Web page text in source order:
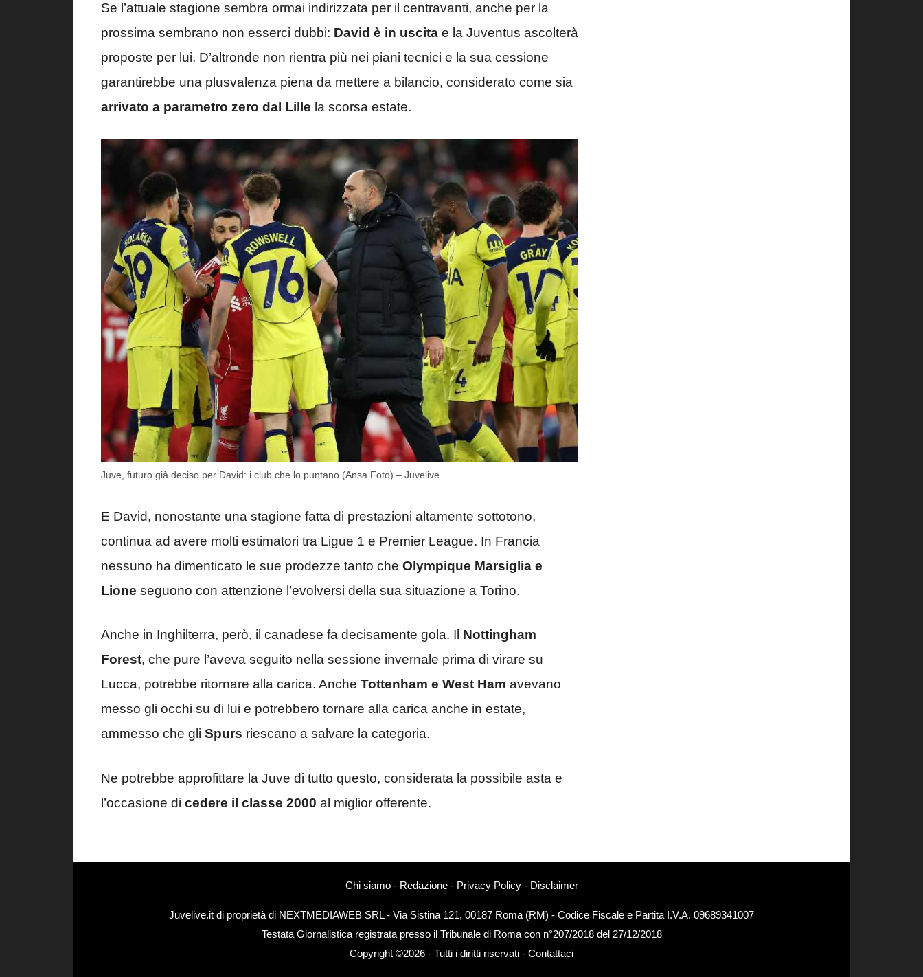
Se l’attuale stagione sembra ormai indirizzata per il centravanti, anche per la
prossima sembrano non esserci dubbi: David è in uscita e la Juventus ascolterà
proposte per lui. D’altronde non rientra più nei piani tecnici e la sua cessione
garantirebbe una plusvalenza piena da mettere a bilancio, considerato come sia
arrivato a parametro zero dal Lille la scorsa estate.
Juve, futuro già deciso per David: i club che lo puntano (Ansa Foto) – Juvelive
E David, nonostante una stagione fatta di prestazioni altamente sottotono,
continua ad avere molti estimatori tra Ligue 1 e Premier League. In Francia
nessuno ha dimenticato le sue prodezze tanto che Olympique Marsiglia e
Lione seguono con attenzione l’evolversi della sua situazione a Torino.
Anche in Inghilterra, però, il canadese fa decisamente gola. Il Nottingham
Forest, che pure l’aveva seguito nella sessione invernale prima di virare su
Lucca, potrebbe ritornare alla carica. Anche Tottenham e West Ham avevano
messo gli occhi su di lui e potrebbero tornare alla carica anche in estate,
ammesso che gli Spurs riescano a salvare la categoria.
Ne potrebbe approfittare la Juve di tutto questo, considerata la possibile asta e
l’occasione di cedere il classe 2000 al miglior offerente.
Chi siamo- Redazione- Privacy Policy- Disclaimer
Juvelive.it di proprietà di NEXTMEDIAWEB SRL - Via Sistina 121, 00187 Roma (RM) - Codice Fiscale e Partita I.V.A. 09689341007
Testata Giornalistica registrata presso il Tribunale di Roma con n°207/2018 del 27/12/2018
Copyright ©2026 - Tutti i diritti riservati - Contattaci